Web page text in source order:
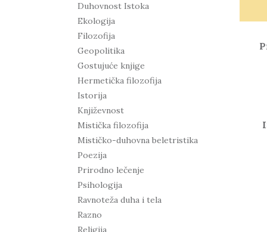
Duhovnost Istoka
Ekologija
Filozofija
Geopolitika
Gostujuće knjige
Hermetička filozofija
Istorija
Književnost
Mistička filozofija
Mističko-duhovna beletristika
Poezija
Prirodno lečenje
Psihologija
Ravnoteža duha i tela
Razno
Religija